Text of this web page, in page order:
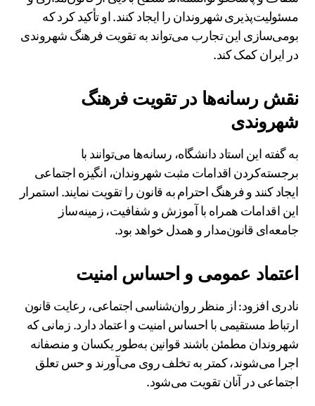
مسئولیت‌پذیری شهروندان را ایجاد کنند. او تأکید کرد که
بومی‌سازی این تجارب می‌تواند به تقویت فرهنگ شهروندی
در ایران کمک کند.
نقش رسانه‌ها در تقویت فرهنگ
شهروندی
به گفته این استاد دانشگاه، رسانه‌ها می‌توانند با
برجسته‌کردن اقدامات مثبت شهروندان، انگیزه اجتماعی
ایجاد کنند و فرهنگ احترام به قانون را تقویت نمایند. استمرار
این اقدامات همراه با آموزش و شفافیت، زمینه‌ساز
جامعه‌ای قانون‌مدار و همدل خواهد بود.
اعتماد عمومی و احساس امنیت
نادری افزود: از منظر روان‌شناسی اجتماعی، رعایت قانون
ارتباط مستقیمی با احساس امنیت و اعتماد دارد. زمانی که
شهروندان مطمئن باشند قوانین به‌طور یکسان و منصفانه
اجرا می‌شوند، کمتر به تخلف روی می‌آورند و حس تعلق
اجتماعی در آنان تقویت می‌شود.